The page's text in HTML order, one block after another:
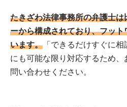
たきざわ法律事務所の弁護士
ーから構成されており、フッ
います。 「できるだけすぐに
にも可能な限り対応するため
問い合わせください。